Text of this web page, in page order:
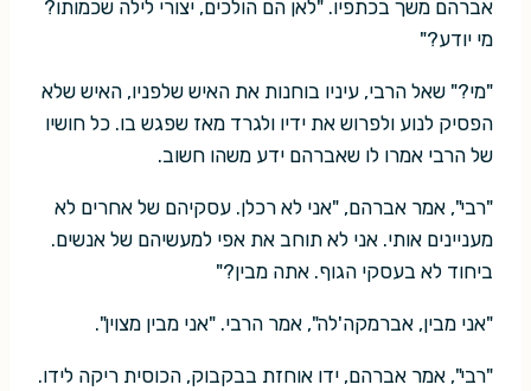
אברהם משך בכתפיו. "לאן הם הולכים, יצורי לילה שכמותו?
מי יודע?"
"מי?" שאל הרבי, עיניו בוחנות את האיש שלפניו, האיש שלא
הפסיק לנוע ולפרוש את ידיו ולגרד מאז שפגש בו. כל חושיו
של הרבי אמרו לו שאברהם ידע משהו חשוב.
"רבי", אמר אברהם, "אני לא רכלן. עסקיהם של אחרים לא
מעניינים אותי. אני לא תוחב את אפי למעשיהם של אנשים.
ביחוד לא בעסקי הגוף. אתה מבין?"
"אני מבין, אברמקה'לה", אמר הרבי. "אני מבין מצוין".
"רבי", אמר אברהם, ידו אוחזת בבקבוק, הכוסית ריקה לידו.